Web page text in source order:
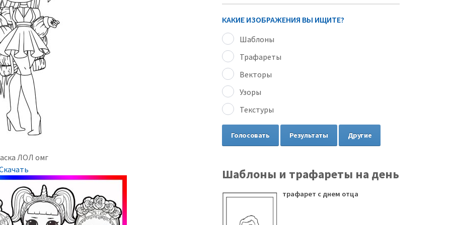
ЛОЛ омг
КАКИЕ ИЗОБРАЖЕНИЯ ВЫ ИЩИТЕ?
Шаблоны
Трафареты
Векторы
Узоры
Текстуры
Голосовать Результаты Другие
Шаблоны и трафареты на день
трафарет с днем отца